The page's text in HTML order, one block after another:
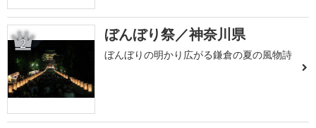
2 ぼんぼり祭／神奈川県
ぼんぼりの明かり広がる鎌倉の夏の風物詩